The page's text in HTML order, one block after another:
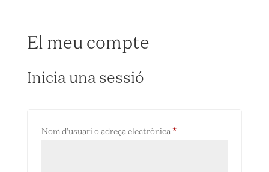
El meu compte
Inicia una sessió
Nom d'usuari o adreça electrònica *Obligatori